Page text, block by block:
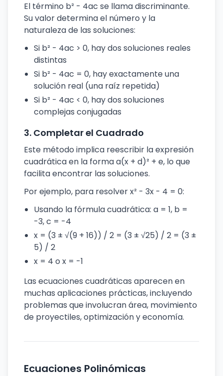
El término b² - 4ac se llama discriminante.
Su valor determina el número y la
naturaleza de las soluciones:
Si b² - 4ac > 0, hay dos soluciones reales
distintas
Si b² - 4ac = 0, hay exactamente una
solución real (una raíz repetida)
Si b² - 4ac < 0, hay dos soluciones
complejas conjugadas
3. Completar el Cuadrado
Este método implica reescribir la expresión
cuadrática en la forma a(x + d)² + e, lo que
facilita encontrar las soluciones.
Por ejemplo, para resolver x² - 3x - 4 = 0:
Usando la fórmula cuadrática: a = 1, b =
-3, c = -4
x = (3 ± √(9 + 16)) / 2 = (3 ± √25) / 2 = (3 ±
5) / 2
x = 4 o x = -1
Las ecuaciones cuadráticas aparecen en
muchas aplicaciones prácticas, incluyendo
problemas que involucran área, movimiento
de proyectiles, optimización y economía.
Ecuaciones Polinómicas